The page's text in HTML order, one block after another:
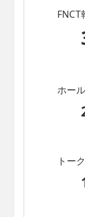
FNCT
ホー
トー